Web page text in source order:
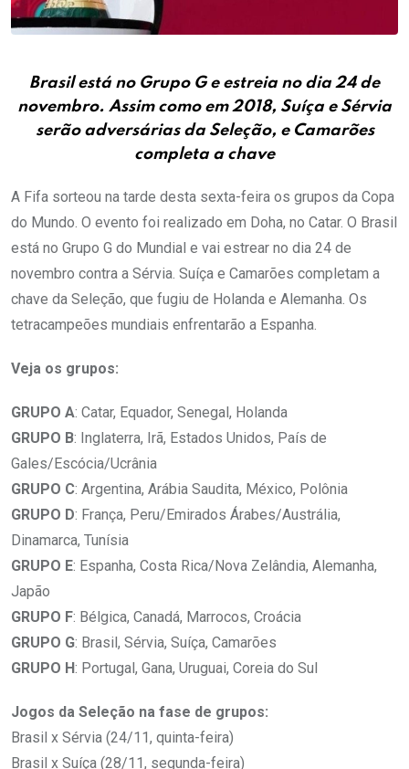
Brasil está no Grupo G e estreia no dia 24 de
novembro. Assim como em 2018, Suíça e Sérvia
serão adversárias da Seleção, e Camarões
completa a chave
A Fifa sorteou na tarde desta sexta-feira os grupos da Copa
do Mundo. O evento foi realizado em Doha, no Catar. O Brasil
está no Grupo G do Mundial e vai estrear no dia 24 de
novembro contra a Sérvia. Suíça e Camarões completam a
chave da Seleção, que fugiu de Holanda e Alemanha. Os
tetracampeões mundiais enfrentarão a Espanha.
Veja os grupos:
GRUPO A: Catar, Equador, Senegal, Holanda
GRUPO B: Inglaterra, Irã, Estados Unidos, País de
Gales/Escócia/Ucrânia
GRUPO C: Argentina, Arábia Saudita, México, Polônia
GRUPO D: França, Peru/Emirados Árabes/Austrália,
Dinamarca, Tunísia
GRUPO E: Espanha, Costa Rica/Nova Zelândia, Alemanha,
Japão
GRUPO F: Bélgica, Canadá, Marrocos, Croácia
GRUPO G: Brasil, Sérvia, Suíça, Camarões
GRUPO H: Portugal, Gana, Uruguai, Coreia do Sul
Jogos da Seleção na fase de grupos:
Brasil x Sérvia (24/11, quinta-feira)
Brasil x Suíça (28/11, segunda-feira)